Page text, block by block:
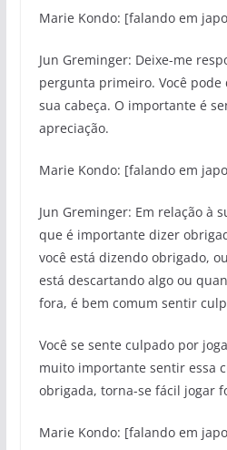
Marie Kondo: [falando em
Jun Greminger: Deixe-me
pergunta primeiro. Você pode
sua cabeça. O importante é
apreciação.
Marie Kondo: [falando em
Jun Greminger: Em relação à
que é importante dizer
você está dizendo obrigado,
está descartando algo ou
fora, é bem comum sentir
Você se sente culpado por
muito importante sentir essa
obrigada, torna-se fácil jogar
Marie Kondo: [falando em